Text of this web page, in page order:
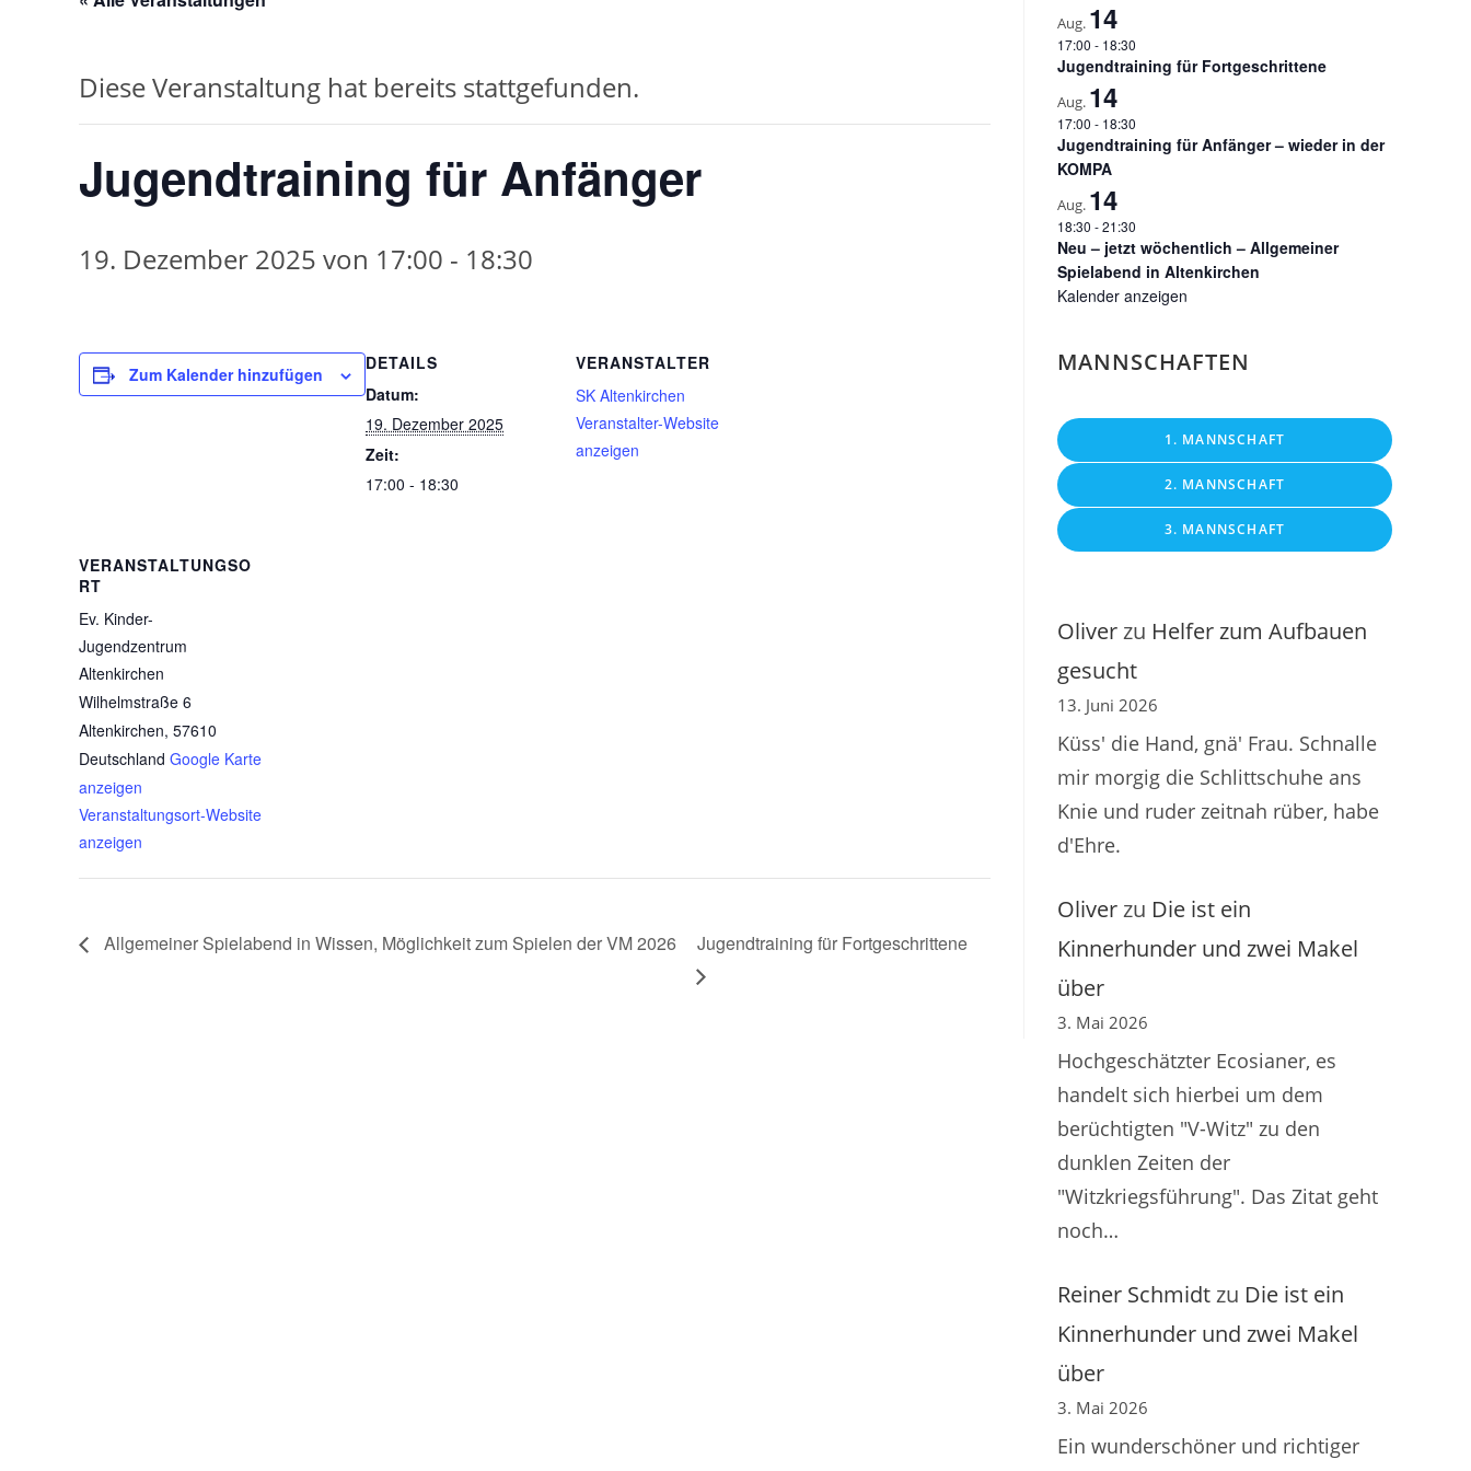
Diese Veranstaltung hat bereits stattgefunden.
Jugendtraining für Anfänger
19. Dezember 2025 von 17:00 - 18:30
Zum Kalender hinzufügen
DETAILS
Datum:
19. Dezember 2025
Zeit:
17:00 - 18:30
VERANSTALTER
SK Altenkirchen
Veranstalter-Website
anzeigen
VERANSTALTUNGSO
RT
Ev. Kinder-
Jugendzentrum
Altenkirchen
Wilhelmstraße 6
Altenkirchen, 57610
Deutschland Google Karte
anzeigen
Veranstaltungsort-Website
anzeigen
Allgemeiner Spielabend in Wissen, Möglichkeit zum Spielen der VM 2026 Jugendtraining für Fortgeschrittene
Aug. 14
17:00 - 18:30
Jugendtraining für Fortgeschrittene
Aug. 14
17:00 - 18:30
Jugendtraining für Anfänger – wieder in der
KOMPA
Aug. 14
18:30 -21:30
Neu – jetzt wöchentlich – Allgemeiner
Spielabend in Altenkirchen
Kalender anzeigen
MANNSCHAFTEN
1. MANNSCHAFT
2. MANNSCHAFT
3. MANNSCHAFT
Oliverzu Helfer zum Aufbauen
gesucht
13. Juni 2026
Küss' die Hand, gnä' Frau. Schnalle
mir morgig die Schlittschuhe ans
Knie und ruder zeitnah rüber, habe
d'Ehre.
Oliverzu Die ist ein
Kinnerhunder und zwei Makel
über
3. Mai 2026
Hochgeschätzter Ecosianer, es
handelt sich hierbei um dem
berüchtigten "V-Witz" zu den
dunklen Zeiten der
"Witzkriegsführung". Das Zitat geht
noch…
Reiner Schmidtzu Die ist ein
Kinnerhunder und zwei Makel
über
3. Mai 2026
Ein wunderschöner und richtiger